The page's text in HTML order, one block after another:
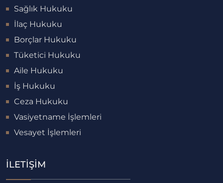
Sağlık Hukuku
İlaç Hukuku
Borçlar Hukuku
Tüketici Hukuku
Aile Hukuku
İş Hukuku
Ceza Hukuku
Vasiyetname İşlemleri
Vesayet İşlemleri
İLETIŞIM